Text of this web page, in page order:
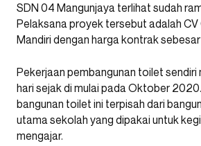
SDN 04 Mangunjaya terlihat sudah
Pelaksana proyek tersebut adalah CV
Mandiri dengan harga kontrak
Pekerjaan pembangunan toilet
hari sejak di mulai pada Oktober
bangunan toilet ini terpisah dari
utama sekolah yang dipakai untuk
mengajar.